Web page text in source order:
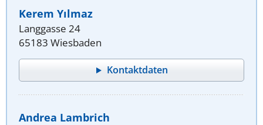
Kerem Yılmaz
Langgasse 24
65183 Wiesbaden
Kontaktdaten
Andrea Lambrich